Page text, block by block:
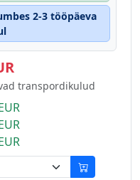
2-3 tööpäeva
transpordikulud